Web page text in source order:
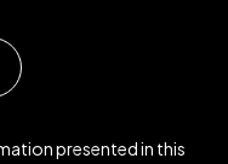
presented in this